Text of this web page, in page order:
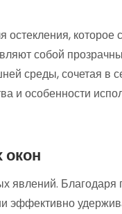
которое
собой
среды, сочетая в
и особенности
окон
Благодаря
эффективно